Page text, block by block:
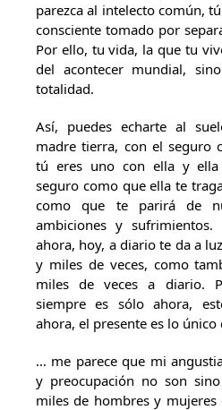
parezca al intelecto común,
consciente tomado por
Por ello, tu vida, la que tu
del acontecer mundial,
totalidad.
Así, puedes echarte al
madre tierra, con el seguro
tú eres uno con ella y
seguro como que ella te
como que te parirá de
ambiciones y
ahora, hoy, a diario te da a
y miles de veces, como
miles de veces a diario.
siempre es sólo ahora,
ahora, el presente es lo único
… me parece que mi
y preocupación no son
miles de hombres y